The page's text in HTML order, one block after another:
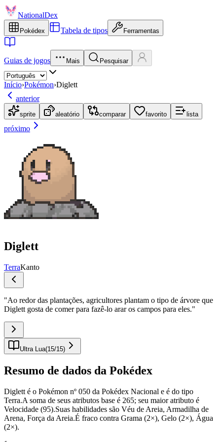
NationalDex
Pokédex Tabela de tipos Ferramentas
Guias de jogos Mais Pesquisar
Início›Pokémon›Diglett
anterior
sprite aleatório comparar favorito lista
próximo
Diglett
TerraKanto
"Ao redor das plantações, agricultores plantam o tipo de árvore que
Diglett gosta de comer para fazê-lo arar os campos para eles."
Ultra Lua(15/15)
Resumo de dados da Pokédex
Diglett é o Pokémon nº 050 da Pokédex Nacional e é do tipo
Terra.A soma de seus atributos base é 265; seu maior atributo é
Velocidade (95).Suas habilidades são Véu de Areia, Armadilha de
Arena, Força da Areia.É fraco contra Grama (2×), Gelo (2×), Água
(2×).